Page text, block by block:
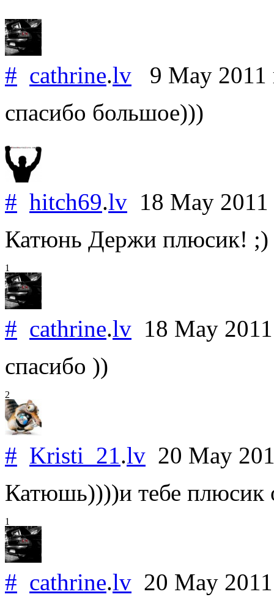
# cathrine.lv 9 May 2011
спасибо большое)))
# hitch69.lv 18 May 2011
Катюнь Держи плюсик! ;)
1
# cathrine.lv 18 May
спасибо ))
2
# Kristi_21.lv 20 May
Катюшь))))и тебе плюсик
1
# cathrine.lv 20 May